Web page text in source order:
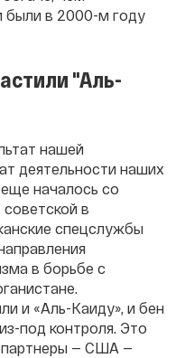
были в 2000-м году
"Аль-
нашей
деятельности наших
началось со
в
спецслужбы
в борьбе с
и «Аль-Каиду», и бен
под контроля. Это
партнеры — США —